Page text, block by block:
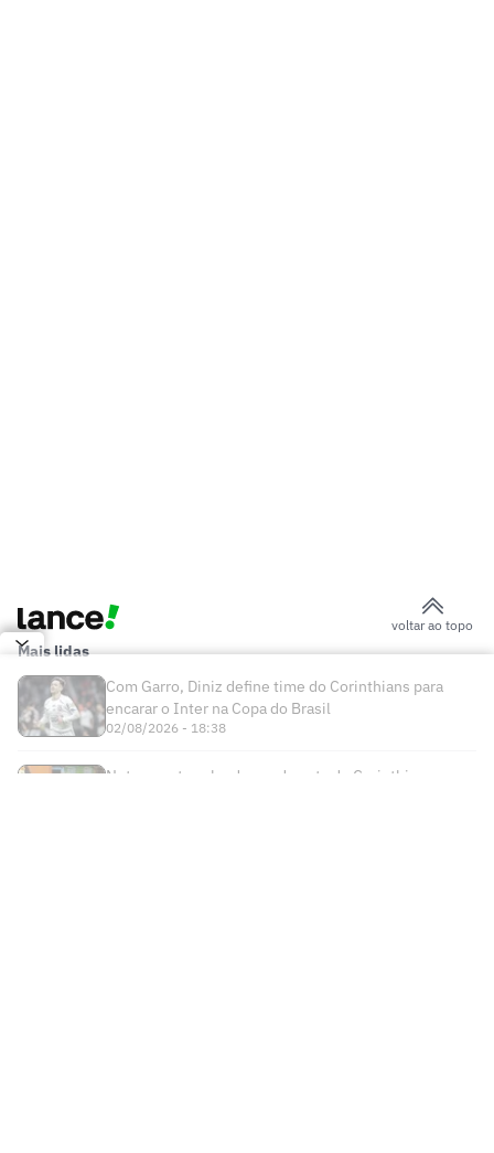
titular no Vasco
Thiago Borbas é apresentado no Atlético
e explica suas principais características
Mauro Cezar é sincero sobre Luiz
Henrique no Flamengo: 'Não tem'